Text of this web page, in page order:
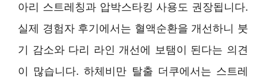
아리 스트레칭과 압박스타킹 사용도 권장됩니다.
실제 경험자 후기에서는 혈액순환을 개선하니 붓
기 감소와 다리 라인 개선에 보탬이 된다는 의견
이 많습니다. 하체비만 탈출 더쿠에서는 스트레